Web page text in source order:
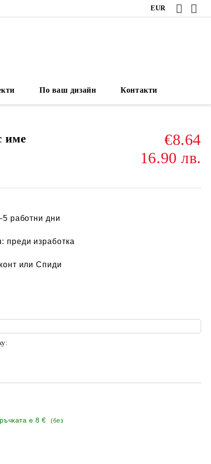
EUR
По ваш дизайн Контакти
име
€8.64
16.90 лв.
работни дни
преди изработка
или Спиди
е8 €
(без